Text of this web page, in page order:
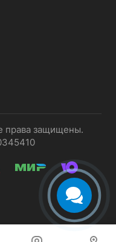
права защищены.